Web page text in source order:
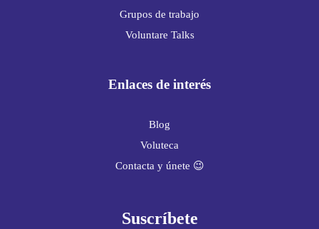
Grupos de trabajo
Voluntare Talks
Enlaces de interés
Blog
Voluteca
Contacta y únete 😉
Suscríbete